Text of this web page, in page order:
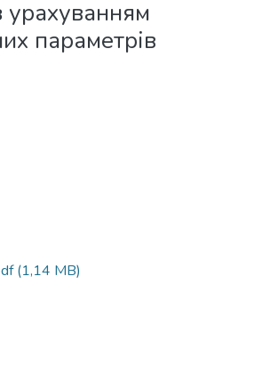
урахуванням
параметрів
(1,14 MB)